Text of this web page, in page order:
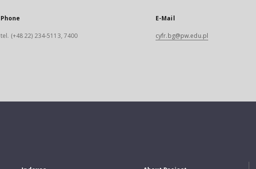
Phone
tel. (+48 22) 234-5113, 7400
E-Mail
cyfr.bg@pw.edu.pl